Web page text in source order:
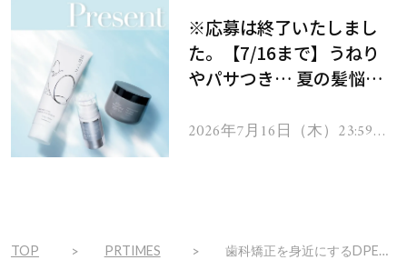
※応募は終了いたしまし
た。【7/16まで】うねり
やパサつき… 夏の髪悩み
ムを13名様にプレゼン
2026年7月16日（木）23:59ま
TOP PRTIMES 歯科矯正を身近にするDPEARLが、オーラルヘルス・ライフを提案する『DPEARL Online Store』を新たにオープン。